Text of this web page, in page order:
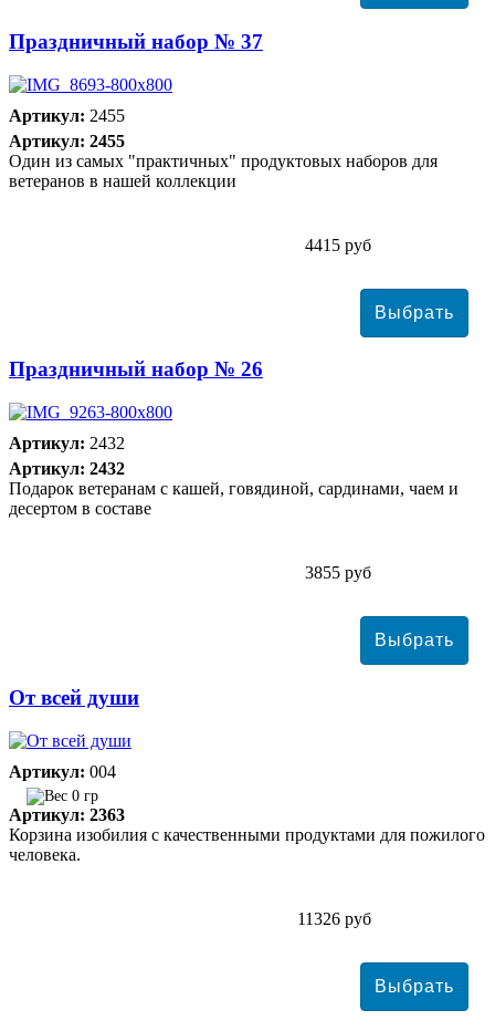
Праздничный набор № 37
Артикул: 2455
Артикул: 2455
Один из самых "практичных" продуктовых наборов для
ветеранов в нашей коллекции
4415 руб
Праздничный набор № 26
Артикул: 2432
Артикул: 2432
Подарок ветеранам с кашей, говядиной, сардинами, чаем и
десертом в составе
3855 руб
От всей души
Артикул: 004
0 гр
Артикул: 2363
Корзина изобилия с качественными продуктами для пожилого
человека.
11326 руб